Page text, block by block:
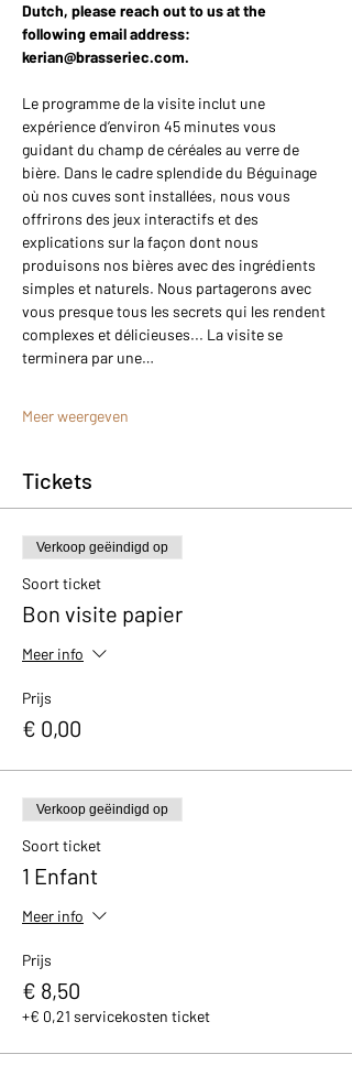
Dutch, please reach out to us at the
following email address:
kerian@brasseriec.com.
Le programme de la visite inclut une
expérience d’environ 45 minutes vous
guidant du champ de céréales au verre de
bière. Dans le cadre splendide du Béguinage
où nos cuves sont installées, nous vous
offrirons des jeux interactifs et des
explications sur la façon dont nous
produisons nos bières avec des ingrédients
simples et naturels. Nous partagerons avec
vous presque tous les secrets qui les rendent
complexes et délicieuses... La visite se
terminera par une…
Meer weergeven
Tickets
Verkoop geëindigd op
Soort ticket
Bon visite papier
Meer info
Prijs
€ 0,00
Verkoop geëindigd op
Soort ticket
1 Enfant
Meer info
Prijs
€ 8,50
+€ 0,21 servicekosten ticket